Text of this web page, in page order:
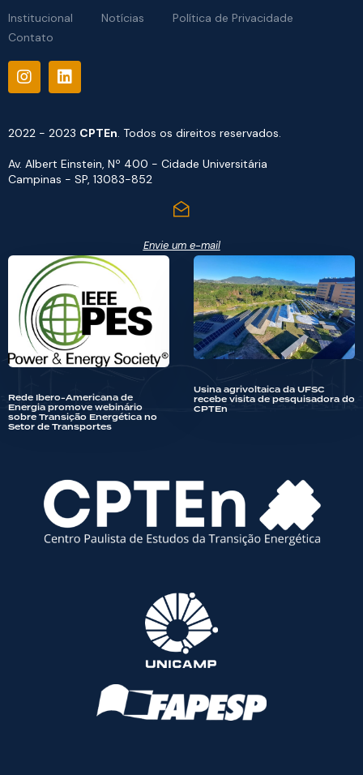
Institucional Notícias
Política de Privacidade
Contato
2022 - 2023 CPTEn. Todos os direitos reservados.
Av. Albert Einstein, Nº 400 - Cidade Universitária
Campinas - SP, 13083-852
Envie um e-mail
Rede Ibero-Americana de
Energia promove webinário
sobre Transição Energética no
Setor de Transportes
Usina agrivoltaica da UFSC
recebe visita de pesquisadora do
CPTEn